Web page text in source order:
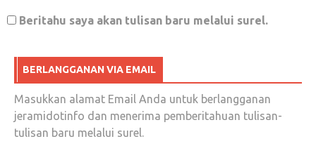
Beritahu saya akan tulisan baru melalui surel.
BERLANGGANAN VIA EMAIL
Masukkan alamat Email Anda untuk berlangganan
jeramidotinfo dan menerima pemberitahuan tulisan-
tulisan baru melalui surel.